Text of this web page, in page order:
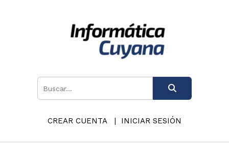
CREAR CUENTA INICIAR SESIÓN